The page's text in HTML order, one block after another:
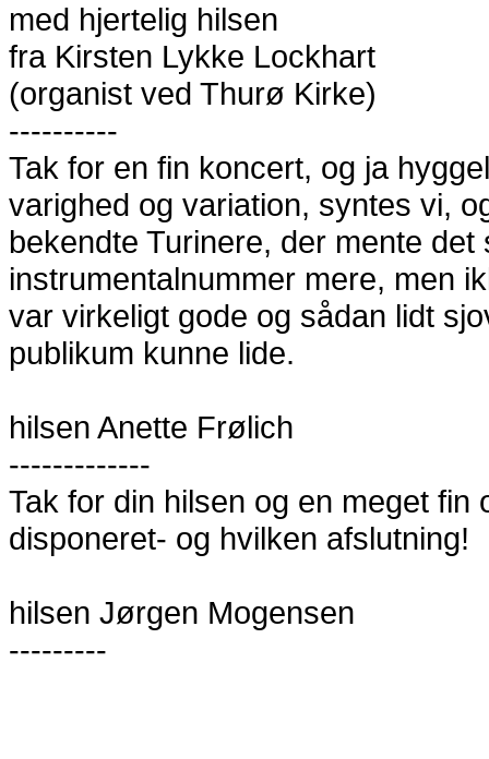
med hjertelig hilsen
fra Kirsten Lykke Lockhart
(organist ved Thurø Kirke)
----------
Tak for en fin koncert, og ja
varighed og variation, syntes vi,
bekendte Turinere, der mente
instrumentalnummer mere, men
var virkeligt gode og sådan lidt
publikum kunne lide.
hilsen Anette Frølich
-------------
Tak for din hilsen og en meget
disponeret- og hvilken afslutning!
hilsen Jørgen Mogensen
---------